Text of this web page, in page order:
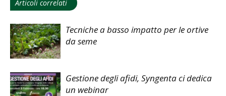
Articoli correlati
Tecniche a basso impatto per le ortive
da seme
Gestione degli afidi, Syngenta ci dedica
un webinar